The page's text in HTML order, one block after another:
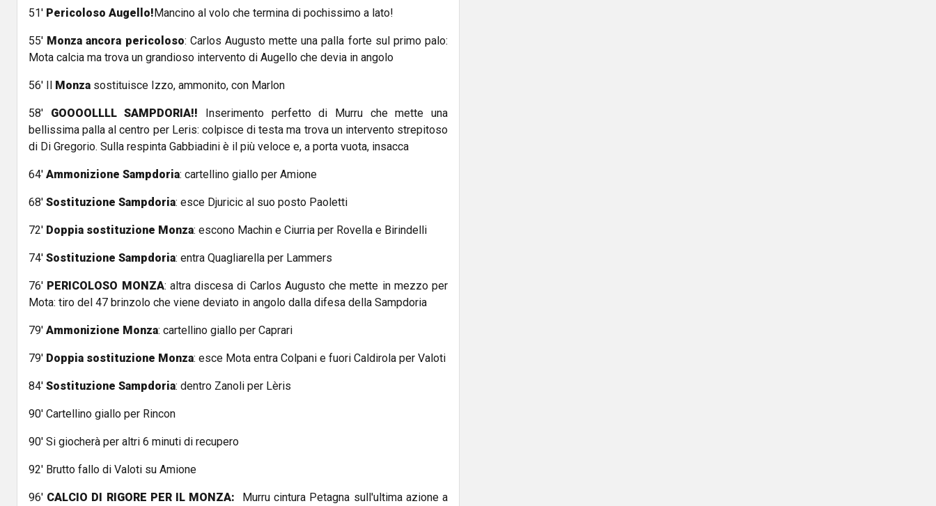
51' Pericoloso Augello! Mancino al volo che termina di pochissimo a lato!
55' Monza ancora pericoloso: Carlos Augusto mette una palla forte sul primo palo:
Mota calcia ma trova un grandioso intervento di Augello che devia in angolo
56' Il Monza sostituisce Izzo, ammonito, con Marlon
58' GOOOOLLLL SAMPDORIA!! Inserimento perfetto di Murru che mette una
bellissima palla al centro per Leris: colpisce di testa ma trova un intervento strepitoso
di Di Gregorio. Sulla respinta Gabbiadini è il più veloce e, a porta vuota, insacca
64' Ammonizione Sampdoria: cartellino giallo per Amione
68' Sostituzione Sampdoria: esce Djuricic al suo posto Paoletti
72' Doppia sostituzione Monza: escono Machin e Ciurria per Rovella e Birindelli
74' Sostituzione Sampdoria: entra Quagliarella per Lammers
76' PERICOLOSO MONZA: altra discesa di Carlos Augusto che mette in mezzo per
Mota: tiro del 47 brinzolo che viene deviato in angolo dalla difesa della Sampdoria
79' Ammonizione Monza: cartellino giallo per Caprari
79' Doppia sostituzione Monza: esce Mota entra Colpani e fuori Caldirola per Valoti
84' Sostituzione Sampdoria: dentro Zanoli per Lèris
90' Cartellino giallo per Rincon
90' Si giocherà per altri 6 minuti di recupero
92' Brutto fallo di Valoti su Amione
96' CALCIO DI RIGORE PER IL MONZA: Murru cintura Petagna sull'ultima azione a